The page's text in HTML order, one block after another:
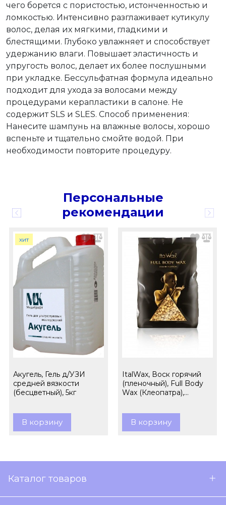
чего борется с пористостью, истонченностью и
ломкостью. Интенсивно разглаживает кутикулу
волос, делая их мягкими, гладкими и
блестящими. Глубоко увлажняет и способствует
удержанию влаги. Повышает эластичность и
упругость волос, делает их более послушными
при укладке. Бессульфатная формула идеально
подходит для ухода за волосами между
процедурами керапластики в салоне. Не
содержит SLS и SLES. Способ применения:
Нанесите шампунь на влажные волосы, хорошо
вспеньте и тщательно смойте водой. При
необходимости повторите процедуру.
Персональные
рекомендации
хит
Акугель, Гель д/УЗИ
средней вязкости
(бесцветный), 5кг
В корзину
ItalWax, Воск горячий
(пленочный), Full Body
Wax (Клеопатра),
В корзину
Каталог товаров